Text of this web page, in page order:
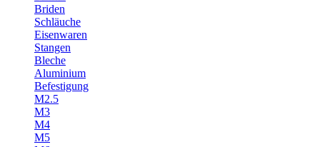
Briden
Schläuche
Eisenwaren
Stangen
Bleche
Aluminium
Befestigung
M2.5
M3
M4
M5